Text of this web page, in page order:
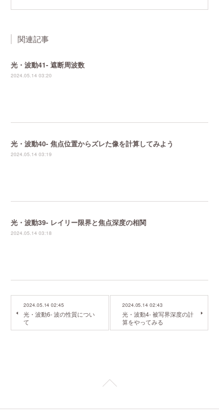
関連記事
光・波動41- 遮断周波数
2024.05.14 03:20
光・波動40- 焦点位置からズレた像を計算してみよう
2024.05.14 03:19
光・波動39- レイリー限界と焦点深度の相関
2024.05.14 03:18
2024.05.14 02:45
光・波動6- 波の性質につい
て
2024.05.14 02:43
光・波動4- 被写界深度の計
算をやってみる